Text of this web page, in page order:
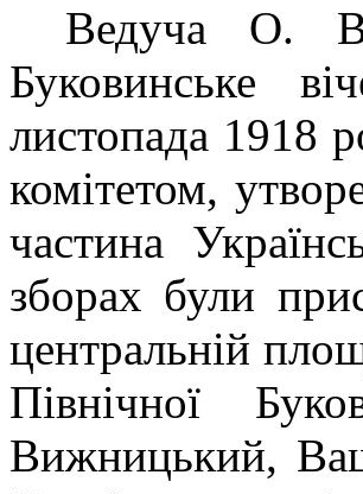
Ведуча О.
Буковинське
листопада 1918
комітетом,
частина
зборах були
центральній
Північної
Вижницький,